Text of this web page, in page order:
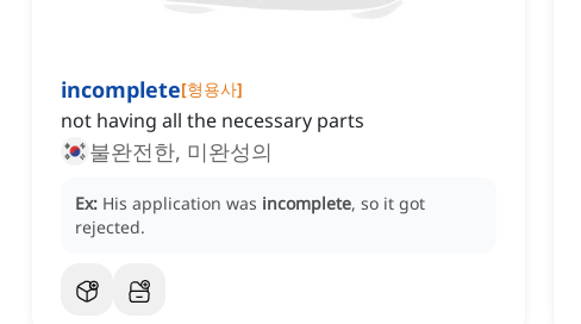
incomplete[형용사]
not having all the necessary parts
불완전한, 미완성의
Ex: His application was incomplete, so it got
rejected.